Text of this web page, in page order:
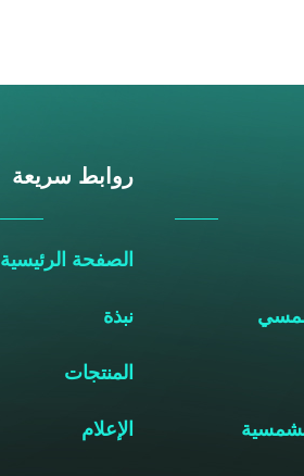
روابط سريعة
الصفحة الرئيسية
نبذة
المنتجات
الإعلام